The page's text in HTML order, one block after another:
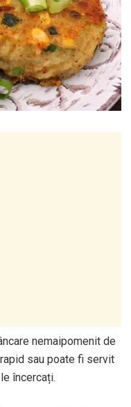
nemaipomenit de
sau poate fi servit
încercați.